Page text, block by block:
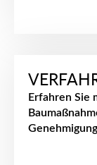
Erfahren Sie
Genehmigung